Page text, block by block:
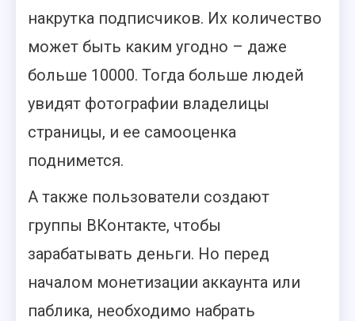
накрутка подписчиков. Их количество
может быть каким угодно – даже
больше 10000. Тогда больше людей
увидят фотографии владелицы
страницы, и ее самооценка
поднимется.
А также пользователи создают
группы ВКонтакте, чтобы
зарабатывать деньги. Но перед
началом монетизации аккаунта или
паблика, необходимо набрать